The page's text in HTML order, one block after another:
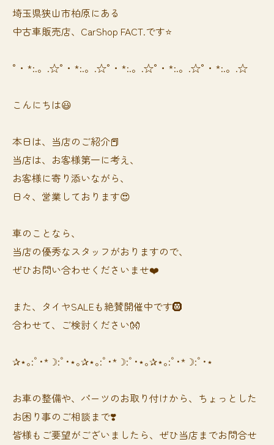
埼玉県狭山市柏原にある
中古車販売店、CarShop FACT.です⭐️
°・*:.。.☆°・*:.。.☆°・*:.。.☆°・*:.。.☆°・*:.。.☆
こんにちは😃
本日は、当店のご紹介📕
当店は、お客様第一に考え、
お客様に寄り添いながら、
日々、営業しております😍
車のことなら、
当店の優秀なスタッフがおりますので、
ぜひお問い合わせくださいませ❤️
また、タイヤSALEも絶賛開催中です🛞
合わせて、ご検討ください👐
✰⋆｡:ﾟ･*☽:ﾟ･⋆｡✰⋆｡:ﾟ･*☽:ﾟ･⋆｡✰⋆｡:ﾟ･*☽:ﾟ･⋆
お車の整備や、パーツのお取り付けから、ちょっとした
お困り事のご相談まで❣️
皆様もご要望がございましたら、ぜひ当店までお問合せ